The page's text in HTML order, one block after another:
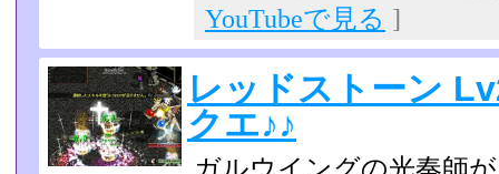
YouTubeで見る ]
レッドストーン
クエ♪♪